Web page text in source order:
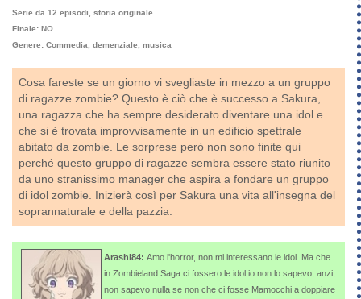
Serie da 12 episodi, storia originale
Finale: NO
Genere: Commedia, demenziale, musica
Cosa fareste se un giorno vi svegliaste in mezzo a un gruppo
di ragazze zombie? Questo è ciò che è successo a Sakura,
una ragazza che ha sempre desiderato diventare una idol e
che si è trovata improvvisamente in un edificio spettrale
abitato da zombie. Le sorprese però non sono finite qui
perché questo gruppo di ragazze sembra essere stato riunito
da uno stranissimo manager che aspira a fondare un gruppo
di idol zombie. Inizierà così per Sakura una vita all'insegna del
soprannaturale e della pazzia.
Arashi84: Amo l'horror, non mi interessano le idol. Ma che
in Zombieland Saga ci fossero le idol io non lo sapevo, anzi,
non sapevo nulla se non che ci fosse Mamocchi a doppiare